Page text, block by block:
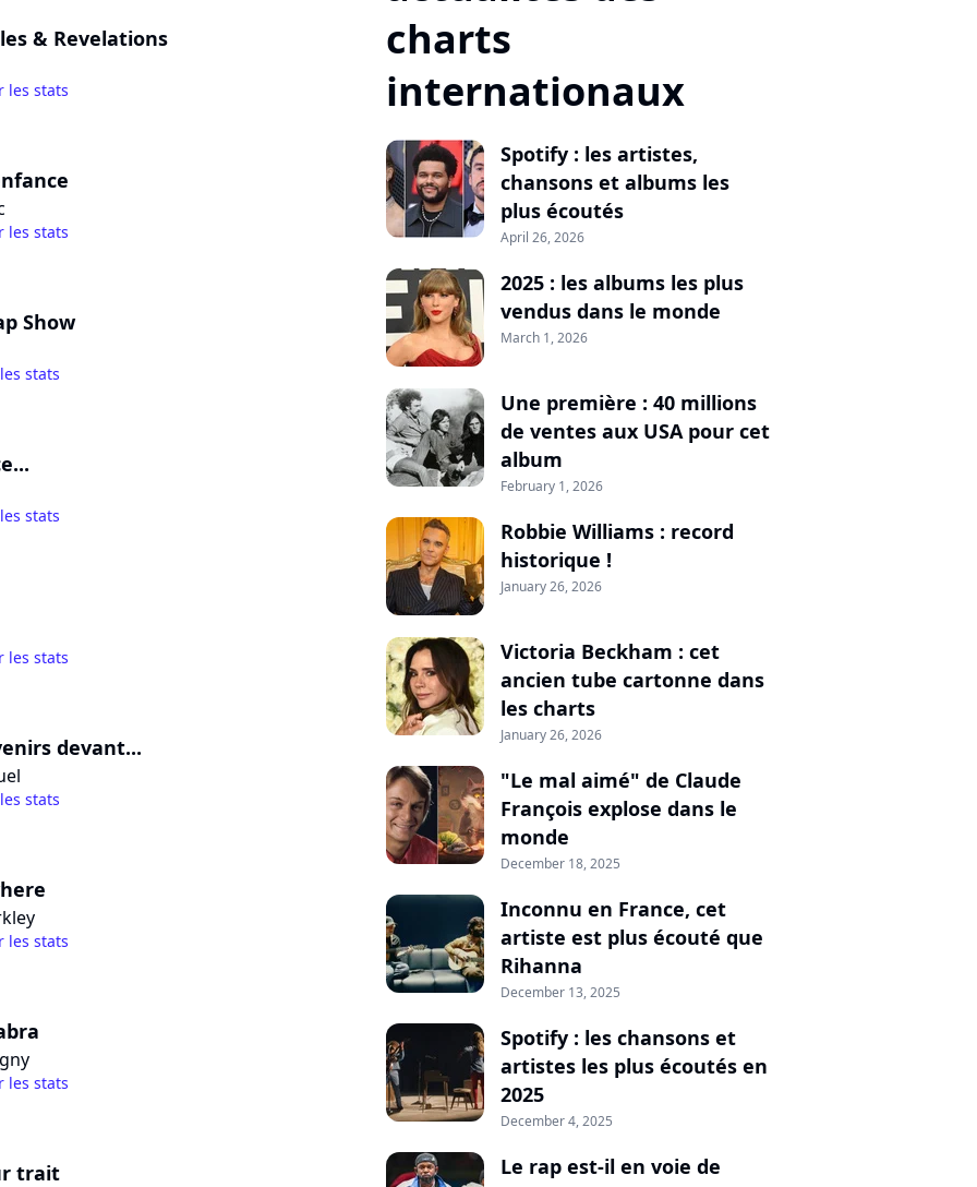
& Revelations
les stats
les stats
Show
stats
stats
les stats
devant...
stats
les stats
les stats
trait
charts
internationaux
Spotify : les artistes,
chansons et albums les
plus écoutés
April 26, 2026
2025 : les albums les plus
vendus dans le monde
March 1, 2026
Une première : 40 millions
de ventes aux USA pour cet
album
February 1, 2026
Robbie Williams : record
historique !
January 26, 2026
Victoria Beckham : cet
ancien tube cartonne dans
les charts
January 26, 2026
"Le mal aimé" de Claude
François explose dans le
monde
December 18, 2025
Inconnu en France, cet
artiste est plus écouté que
Rihanna
December 13, 2025
Spotify : les chansons et
artistes les plus écoutés en
2025
December 4, 2025
Le rap est-il en voie de